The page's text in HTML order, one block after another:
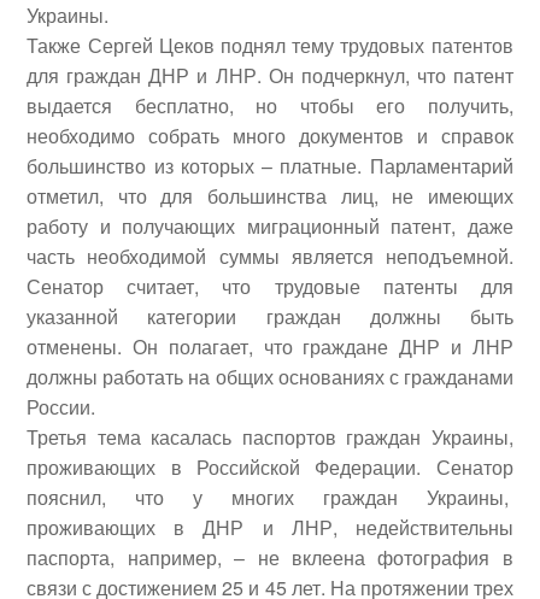
Украины.
Также Сергей Цеков поднял тему трудовых патентов
для граждан ДНР и ЛНР. Он подчеркнул, что патент
выдается бесплатно, но чтобы его получить,
необходимо собрать много документов и справок
большинство из которых – платные. Парламентарий
отметил, что для большинства лиц, не имеющих
работу и получающих миграционный патент, даже
часть необходимой суммы является неподъемной.
Сенатор считает, что трудовые патенты для
указанной категории граждан должны быть
отменены. Он полагает, что граждане ДНР и ЛНР
должны работать на общих основаниях с гражданами
России.
Третья тема касалась паспортов граждан Украины,
проживающих в Российской Федерации. Сенатор
пояснил, что у многих граждан Украины,
проживающих в ДНР и ЛНР, недействительны
паспорта, например, – не вклеена фотография в
связи с достижением 25 и 45 лет. На протяжении трех